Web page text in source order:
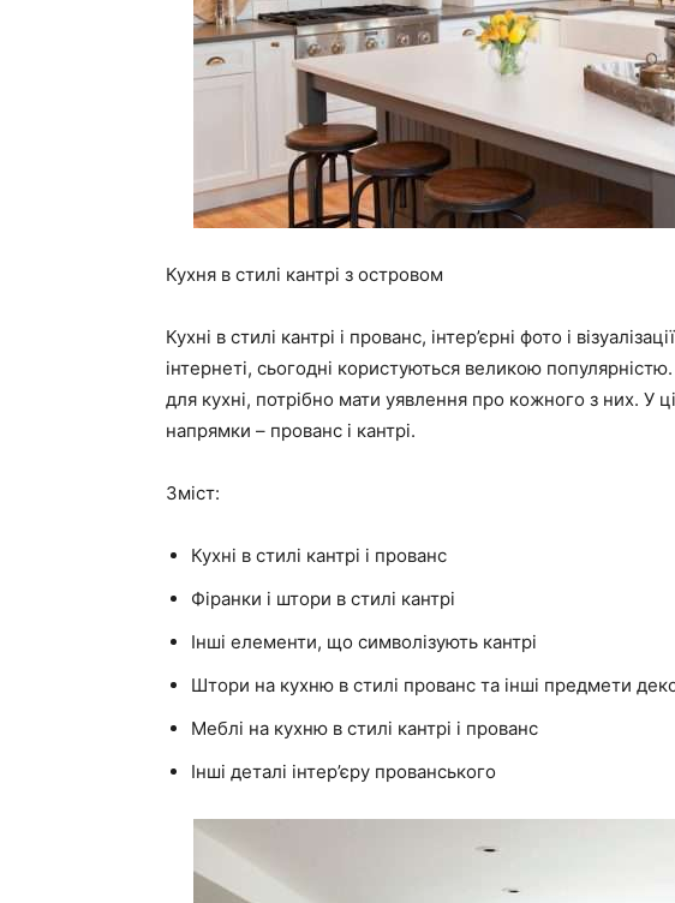
Кухня в стилі кантрі з островом
Кухні в стилі кантрі і прованс, інтер’єрні фото і
інтернеті, сьогодні користуються великою
для кухні, потрібно мати уявлення про кожного з них. У
напрямки – прованс і кантрі.
Зміст:
Кухні в стилі кантрі і прованс
Фіранки і штори в стилі кантрі
Інші елементи, що символізують кантрі
Штори на кухню в стилі прованс та інші предмети
Меблі на кухню в стилі кантрі і прованс
Інші деталі інтер’єру прованського